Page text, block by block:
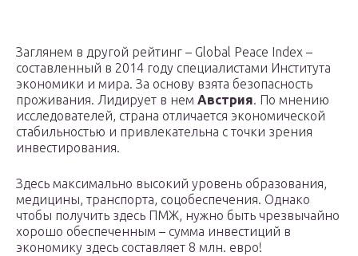
Заглянем в другой рейтинг – Global Peace Index –
составленный в 2014 году специалистами Института
экономики и мира. За основу взята безопасность
проживания. Лидирует в нем Австрия. По мнению
исследователей, страна отличается экономической
стабильностью и привлекательна с точки зрения
инвестирования.
Здесь максимально высокий уровень образования,
медицины, транспорта, соцобеспечения. Однако
чтобы получить здесь ПМЖ, нужно быть чрезвычайно
хорошо обеспеченным – сумма инвестиций в
экономику здесь составляет 8 млн. евро!